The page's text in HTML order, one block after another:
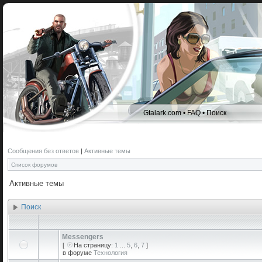
Gtalark.com •FAQ•Поиск
Сообщения без ответов | Активные темы
Список форумов
Активные темы
Поиск
Messengers
[ На страницу: 1 5 6 7 ]
в форуме Технология